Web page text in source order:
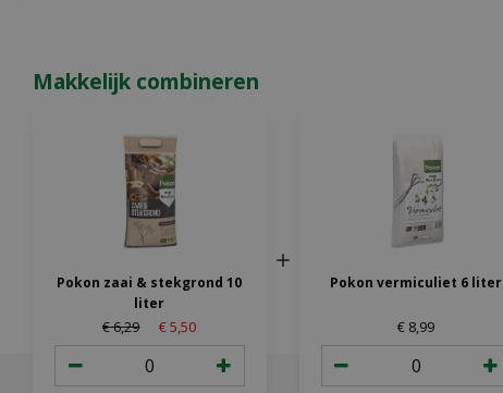
Makkelijk combineren
Pokon zaai & stekgrond 10
liter
€6,29 €5,50
Pokon vermiculiet 6 liter
€ 8,99